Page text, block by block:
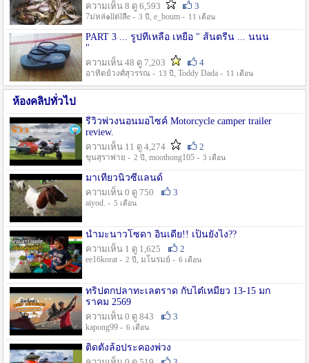
ความเห็น 8 ดู 6,593
3
7ม่หล่๑llต่lลีe - 3 ปี , e_boum - 11 เดือน
PART 3 ... รูปที่เหลือ เหยื่อ " ส้นตรีน ... นนน
"
ความเห็น 48 ดู 7,203
4
อาทิตย์วงศ์สุวรรณ - 13 ปี , Toddy Dada - 11 เดือน
ห้องคลิปทั่วไป
รีวิวพ่วงนอนมอไซค์ Motorcycle camper trailer
review.
ความเห็น 11 ดู 4,274
2
ขุนสุราพ่าย - 2 ปี , moothong105 - 3 เดือน
มาเที่ยวนิวซีแลนด์
ความเห็น 0 ดู 750
3
aiyod. - 5 เดือน
น้ำมะนาวโซดา อินเดีย!! เป็นยังไง??
ความเห็น 1 ดู 1,625
2
ee16korat - 2 ปี , มโนรมย์ - 6 เดือน
ทริปตกปลาทะเลตราด กับไต๋เหมี่ยว 13-15 มก
ราคม 2569
ความเห็น 0 ดู 843
3
kapong99 - 6 เดือน
ติดตั้งล้อประคองพ่วง